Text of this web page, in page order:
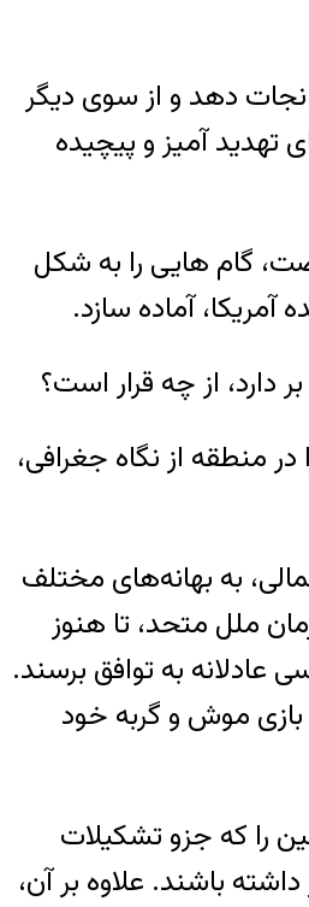
نجات دهد و از سوی دیگر
تهدید آمیز و پیچیده
گام هایی را به شکل
آماده سازد.
از چه قرار است؟
منطقه از نگاه جغرافی،
به بهانه‌های مختلف
ملل متحد، تا هنوز
به توافق برسند.
بازی موش و گربه خود
را که جزو تشکیلات
باشند. علاوه بر آن،